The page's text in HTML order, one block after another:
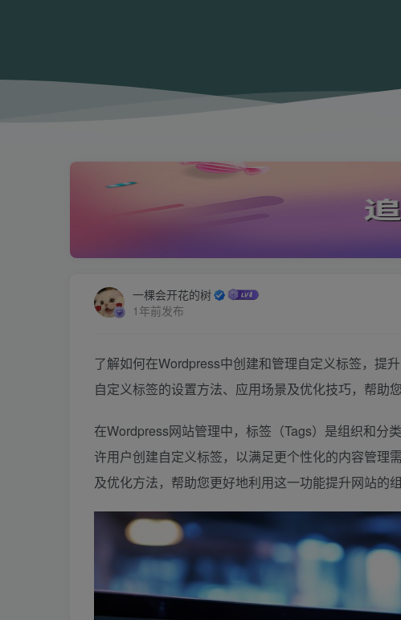
一棵会开花的树
1年前发布
了解如何在Wordpress中创建和管理自定义标签，提
自定义标签的设置方法、应用场景及优化技巧，帮助
在Wordpress网站管理中，标签（Tags）是组织和分
许用户创建自定义标签，以满足更个性化的内容管理
及优化方法，帮助您更好地利用这一功能提升网站的